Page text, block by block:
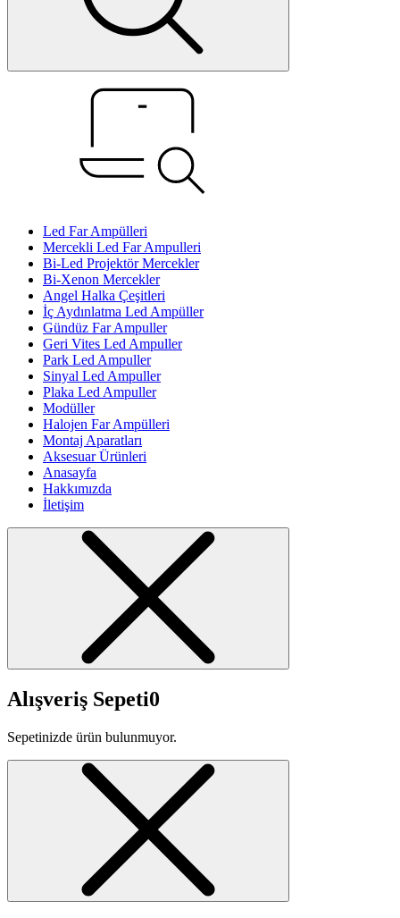
Led Far Ampülleri
Mercekli Led Far Ampulleri
Bi-Led Projektör Mercekler
Bi-Xenon Mercekler
Angel Halka Çeşitleri
İç Aydınlatma Led Ampüller
Gündüz Far Ampuller
Geri Vites Led Ampuller
Park Led Ampuller
Sinyal Led Ampuller
Plaka Led Ampuller
Modüller
Halojen Far Ampülleri
Montaj Aparatları
Aksesuar Ürünleri
Anasayfa
Hakkımızda
İletişim
Alışveriş Sepeti0
Sepetinizde ürün bulunmuyor.